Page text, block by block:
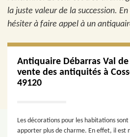
la juste valeur de la succession.
hésiter à faire appel à un
Antiquaire Débarras Val
vente des antiquités à
49120
Les décorations pour les habitations
apporter plus de charme. En effet, il est